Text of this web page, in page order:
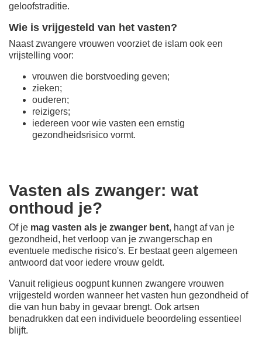
geloofstraditie.
Wie is vrijgesteld van het vasten?
Naast zwangere vrouwen voorziet de islam ook een
vrijstelling voor:
vrouwen die borstvoeding geven;
zieken;
ouderen;
reizigers;
iedereen voor wie vasten een ernstig
gezondheidsrisico vormt.
Vasten als zwanger: wat
onthoud je?
Of je mag vasten als je zwanger bent, hangt af van je
gezondheid, het verloop van je zwangerschap en
eventuele medische risico's. Er bestaat geen algemeen
antwoord dat voor iedere vrouw geldt.
Vanuit religieus oogpunt kunnen zwangere vrouwen
vrijgesteld worden wanneer het vasten hun gezondheid of
die van hun baby in gevaar brengt. Ook artsen
benadrukken dat een individuele beoordeling essentieel
blijft.